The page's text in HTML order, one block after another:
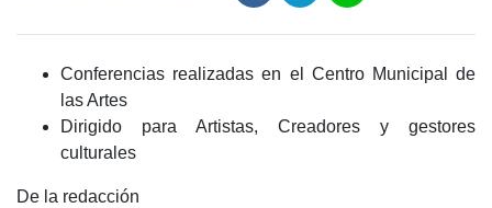
Conferencias realizadas en el Centro Municipal de
las Artes
Dirigido para Artistas, Creadores y gestores
culturales
De la redacción